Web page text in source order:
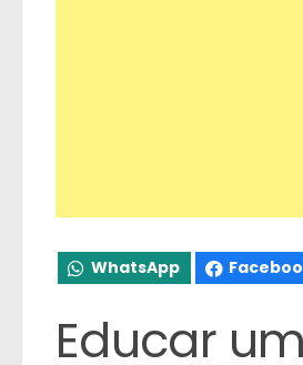
WhatsApp
Educar